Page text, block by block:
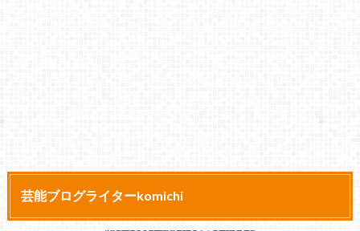
芸能ブログライターkomichi